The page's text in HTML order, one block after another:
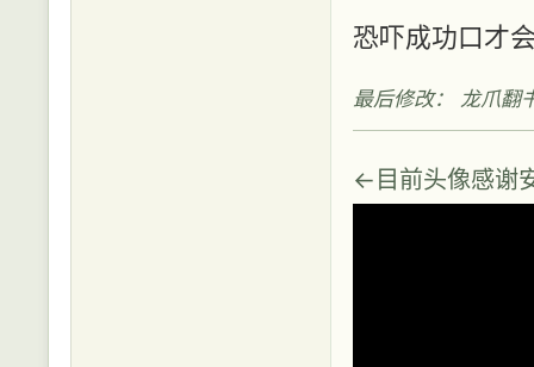
恐吓成功口才
最后修改： 龙爪
←目前头像感谢